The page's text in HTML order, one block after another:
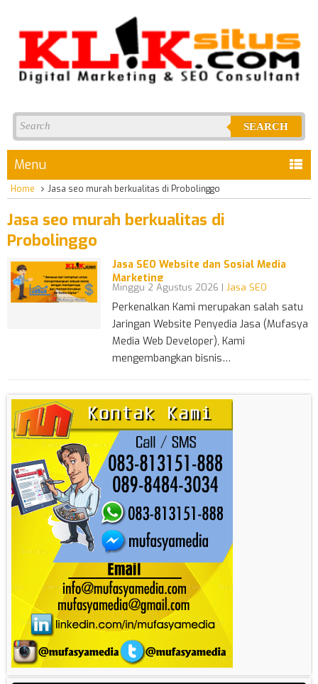
SEARCH
Menu
Home Jasa seo murah berkualitas di Probolinggo
Jasa seo murah berkualitas di
Probolinggo
Jasa SEO Website dan Sosial Media
Marketing
Minggu 2 Agustus 2026 | Jasa SEO
Perkenalkan Kami merupakan salah satu
Jaringan Website Penyedia Jasa (Mufasya
Media Web Developer), Kami
mengembangkan bisnis…